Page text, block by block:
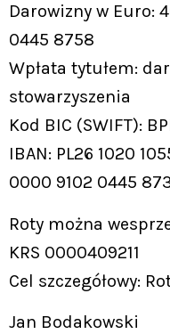
Darowizny w Euro:
0445 8758
Wpłata tytułem:
stowarzyszenia
Kod BIC (SWIFT):
IBAN: PL26 1020
0000 9102 0445
Roty można
KRS 0000409211
Cel szczegółowy:
Jan Bodakowski